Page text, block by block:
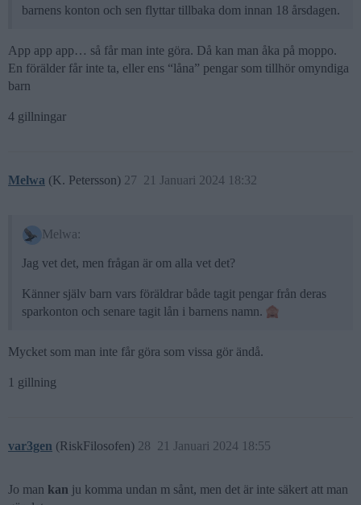
barnens konton och sen flyttar tillbaka dom innan 18 årsdagen.
App app app… så får man inte göra. Då kan man åka på moppo.
En förälder får inte ta, eller ens “låna” pengar som tillhör omyndiga
barn
4 gillningar
Melwa (K. Petersson) 21 Januari 2024 18:32
27
Melwa:
Jag vet det, men frågan är om alla vet det?
Känner själv barn vars föräldrar både tagit pengar från deras
sparkonton och senare tagit lån i barnens namn.
Mycket som man inte får göra som vissa gör ändå.
1 gillning
var3gen (RiskFilosofen) 21 Januari 2024 18:55
28
Jo man kan ju komma undan m sånt, men det är inte säkert att man